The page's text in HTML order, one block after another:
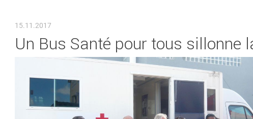
15.11.2017
Un Bus Santé pour tous sillonne